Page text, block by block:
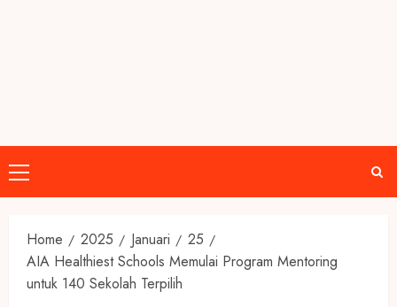
Primary
Menu
Home 2025 Januari
25
AIA Healthiest Schools Memulai Program Mentoring
untuk 140 Sekolah Terpilih